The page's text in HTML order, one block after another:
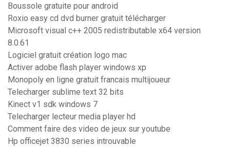
Boussole gratuite pour android
Roxio easy cd dvd burner gratuit télécharger
Microsoft visual c++ 2005 redistributable x64 version
8.0.61
Logiciel gratuit création logo mac
Activer adobe flash player windows xp
Monopoly en ligne gratuit francais multijoueur
Telecharger sublime text 32 bits
Kinect v1 sdk windows 7
Telecharger lecteur media player hd
Comment faire des video de jeux sur youtube
Hp officejet 3830 series introuvable